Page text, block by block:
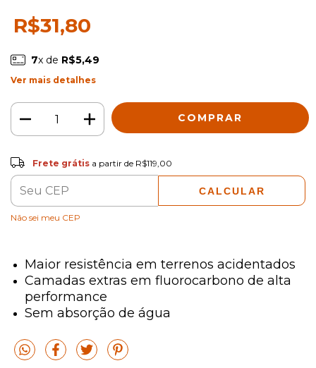
R$31,80
7x de R$5,49
Ver mais detalhes
Frete grátis R$119,00
Entregas para o CEP: ALTERAR CEP
Frete grátisa partir de R$119,00
CALCULAR
Não sei meu CEP
Maior resistência em terrenos acidentados
Camadas extras em fluorocarbono de alta
performance
Sem absorção de água